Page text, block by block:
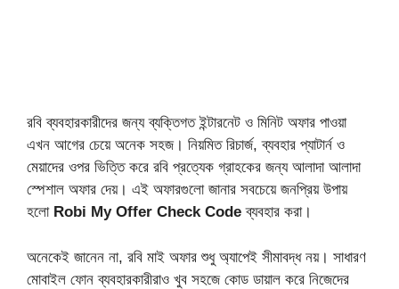
রবি ব্যবহারকারীদের জন্য ব্যক্তিগত ইন্টারনেট ও মিনিট অফার পাওয়া
এখন আগের চেয়ে অনেক সহজ। নিয়মিত রিচার্জ, ব্যবহার প্যাটার্ন ও
মেয়াদের ওপর ভিত্তি করে রবি প্রত্যেক গ্রাহকের জন্য আলাদা আলাদা
স্পেশাল অফার দেয়। এই অফারগুলো জানার সবচেয়ে জনপ্রিয় উপায়
হলো Robi My Offer Check Code ব্যবহার করা।
অনেকেই জানেন না, রবি মাই অফার শুধু অ্যাপেই সীমাবদ্ধ নয়। সাধারণ
মোবাইল ফোন ব্যবহারকারীরাও খুব সহজে কোড ডায়াল করে নিজেদের